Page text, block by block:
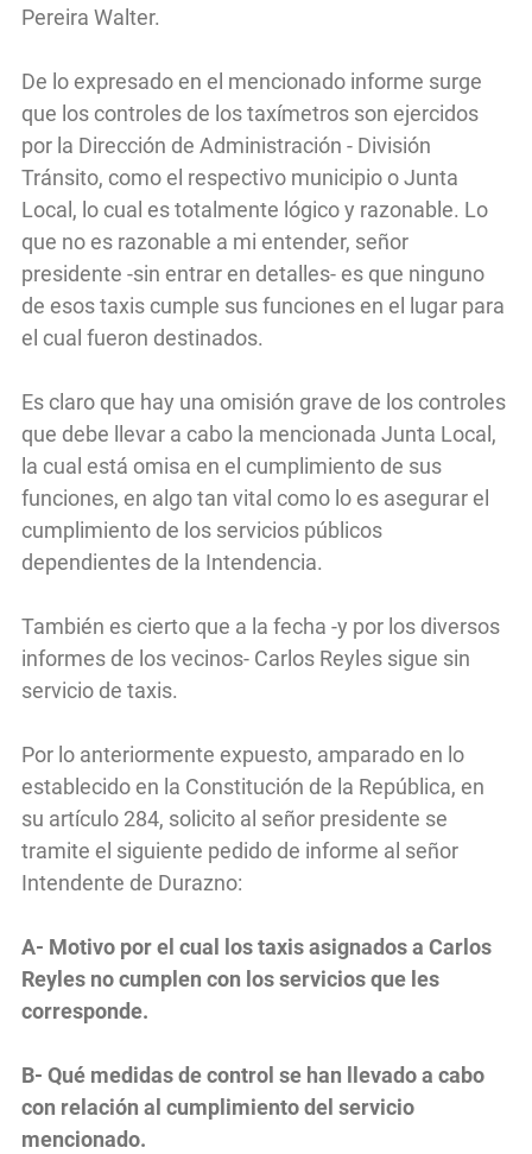
Pereira Walter.
De lo expresado en el mencionado informe surge
que los controles de los taxímetros son ejercidos
por la Dirección de Administración - División
Tránsito, como el respectivo municipio o Junta
Local, lo cual es totalmente lógico y razonable. Lo
que no es razonable a mi entender, señor
presidente -sin entrar en detalles- es que ninguno
de esos taxis cumple sus funciones en el lugar para
el cual fueron destinados.
Es claro que hay una omisión grave de los controles
que debe llevar a cabo la mencionada Junta Local,
la cual está omisa en el cumplimiento de sus
funciones, en algo tan vital como lo es asegurar el
cumplimiento de los servicios públicos
dependientes de la Intendencia.
También es cierto que a la fecha -y por los diversos
informes de los vecinos- Carlos Reyles sigue sin
servicio de taxis.
Por lo anteriormente expuesto, amparado en lo
establecido en la Constitución de la República, en
su artículo 284, solicito al señor presidente se
tramite el siguiente pedido de informe al señor
Intendente de Durazno:
A- Motivo por el cual los taxis asignados a Carlos
Reyles no cumplen con los servicios que les
corresponde.
B- Qué medidas de control se han llevado a cabo
con relación al cumplimiento del servicio
mencionado.